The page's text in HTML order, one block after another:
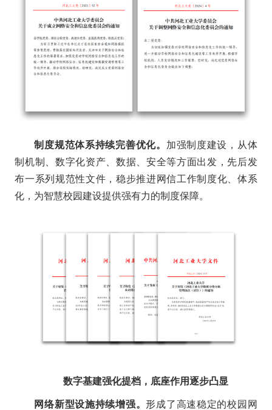
制度规范体系持续完善优化。 加强制度建设，从体
制机制、数字化资产、数据、安全等方面出发，先后发
布一系列规范性文件，稳步推进网信工作制度化、体系
化，为智慧校园建设提供强有力的制度保障。
数字基建强化提档，底座作用逐步凸显
网络新型设施持续增强。形成了高速稳定的校园网